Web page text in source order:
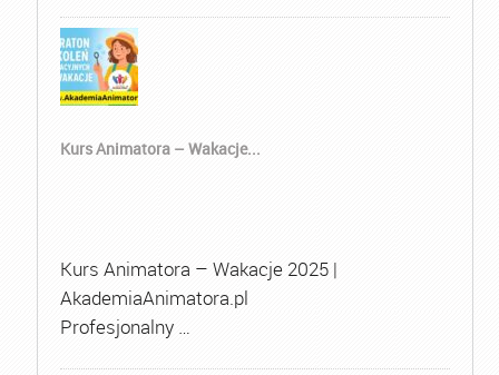
Kurs Animatora – Wakacje...
Kurs Animatora – Wakacje 2025 |
AkademiaAnimatora.pl
Profesjonalny …